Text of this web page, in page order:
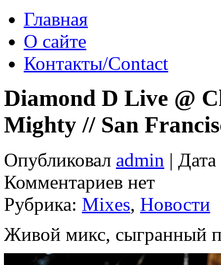
Главная
О сайте
Контакты/Contact
Diamond D Live @
Mighty // San
Опубликовал admin |
Комментариев нет
Рубрика: Mixes, Новости
Живой микс, сыгранный